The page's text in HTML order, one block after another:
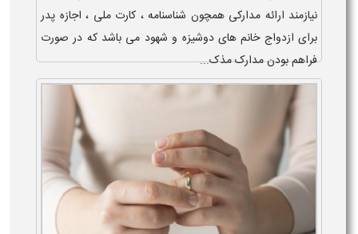
نیازمند ارائه مدارکی همچون شناسنامه ، کارت ملی ، اجازه پدر
برای ازدواج خانم های دوشیزه و شهود می باشد که در صورت
فراهم بودن مدارک مذک...